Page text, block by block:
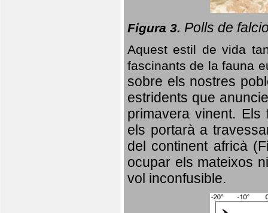
Figura 3. Polls de
Aquest estil de vida
fascinants de la fauna
sobre els nostres
estridents que
primavera vinent. Els
els portarà a
del continent africà
ocupar els mateixos
vol inconfusible.